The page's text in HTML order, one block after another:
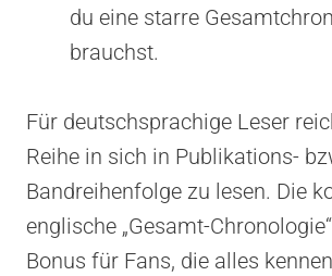
du eine starre
brauchst.
Für deutschsprachige Leser
Reihe in sich in Publikations-
Bandreihenfolge zu lesen. Die
englische „Gesamt-
Bonus für Fans, die alles